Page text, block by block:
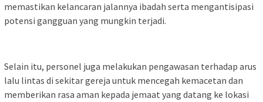
memastikan kelancaran jalannya ibadah serta mengantisipasi
potensi gangguan yang mungkin terjadi.
Selain itu, personel juga melakukan pengawasan terhadap arus
lalu lintas di sekitar gereja untuk mencegah kemacetan dan
memberikan rasa aman kepada jemaat yang datang ke lokasi